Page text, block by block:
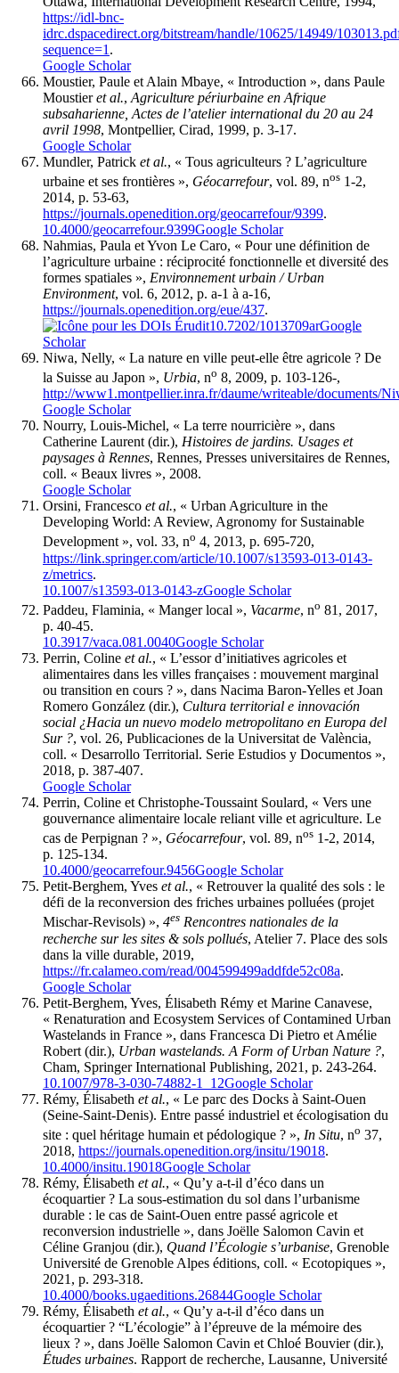
https://idl-bnc-
idrc.dspacedirect.org/bitstream/handle/10625/14949/
sequence=1 .
Google Scholar
Moustier, Paule et Alain Mbaye, « Introduction », dans Paule
Moustieret al., Agriculture périurbaine en Afrique
subsaharienne, Actes de l’atelier international du 20 au 24
avril 1998, Montpellier, Cirad, 1999, p. 3-17.
Google Scholar
Mundler, Patrick et al., « Tous agriculteurs ? L’agriculture
urbaine et ses frontières », Géocarrefour, vol. 89, nos 1-2,
2014, p. 53-63,
https://journals.openedition.org/geocarrefour/9399.
10.4000/geocarrefour.9399Google Scholar
Nahmias, Paula et Yvon Le Caro, « Pour une définition de
l’agriculture urbaine : réciprocité fonctionnelle et diversité des
formes spatiales », Environnement urbain / Urban
Environment, vol. 6, 2012, p. a-1 à a-16,
https://journals.openedition.org/eue/437.
10.7202/1013709arGoogle
Scholar
Niwa, Nelly, « La nature en ville peut-elle être agricole ? De
la Suisse au Japon », Urbia, no 8, 2009, p. 103-126-,
http://www1.montpellier.inra.fr/daume/writeable/documents/
Google Scholar
Nourry, Louis-Michel, « La terre nourricière », dans
Catherine Laurent (dir.), Histoires de jardins. Usages et
paysages à Rennes, Rennes, Presses universitaires de Rennes,
coll. « Beaux livres », 2008.
Google Scholar
Orsini, Francesco et al., « Urban Agriculture in the
Developing World: A Review, Agronomy for Sustainable
Development », vol. 33, no 4, 2013, p. 695-720,
https://link.springer.com/article/10.1007/s13593-013-0143-
z/metrics.
10.1007/s13593-013-0143-zGoogle Scholar
Paddeu, Flaminia, « Manger local », Vacarme, no 81, 2017,
p. 40-45.
10.3917/vaca.081.0040Google Scholar
Perrin, Coline et al., « L’essor d’initiatives agricoles et
alimentaires dans les villes françaises : mouvement marginal
ou transition en cours ? », dans Nacima Baron-Yelles et Joan
Romero González (dir.), Cultura territorial e innovación
social ¿Hacia un nuevo modelo metropolitano en Europa del
Sur ?, vol. 26, Publicaciones de la Universitat de València,
coll. « Desarrollo Territorial. Serie Estudios y Documentos »,
2018, p. 387-407.
Google Scholar
Perrin, Coline et Christophe-Toussaint Soulard, « Vers une
gouvernance alimentaire locale reliant ville et agriculture. Le
cas de Perpignan ? », Géocarrefour, vol. 89, nos 1-2, 2014,
p. 125-134.
10.4000/geocarrefour.9456Google Scholar
Petit-Berghem, Yves et al., « Retrouver la qualité des sols : le
défi de la reconversion des friches urbaines polluées (projet
Mischar-Revisols) », 4es Rencontres nationales de la
recherche sur les sites & sols pollués, Atelier 7. Place des sols
dans la ville durable, 2019,
https://fr.calameo.com/read/004599499addfde52c08a.
Google Scholar
Petit-Berghem, Yves, Élisabeth Rémy et Marine Canavese,
« Renaturation and Ecosystem Services of Contamined Urban
Wastelands in France », dans Francesca Di Pietro et Amélie
Robert (dir.), Urban wastelands. A Form of Urban Nature ?,
Cham, Springer International Publishing, 2021, p. 243-264.
10.1007/978-3-030-74882-1_12Google Scholar
Rémy, Élisabeth et al., « Le parc des Docks à Saint-Ouen
(Seine-Saint-Denis). Entre passé industriel et écologisation du
site : quel héritage humain et pédologique ? », In Situ, no 37,
2018, https://journals.openedition.org/insitu/19018.
10.4000/insitu.19018Google Scholar
Rémy, Élisabeth et al., « Qu’y a-t-il d’éco dans un
écoquartier ? La sous-estimation du sol dans l’urbanisme
durable : le cas de Saint-Ouen entre passé agricole et
reconversion industrielle », dans Joëlle Salomon Cavin et
Céline Granjou (dir.), Quand l’Écologie s’urbanise, Grenoble
Université de Grenoble Alpes éditions, coll. « Ecotopiques »,
2021, p. 293-318.
10.4000/books.ugaeditions.26844Google Scholar
Rémy, Élisabeth et al., « Qu’y a-t-il d’éco dans un
écoquartier ? “L’écologie” à l’épreuve de la mémoire des
lieux ? », dans Joëlle Salomon Cavin et Chloé Bouvier (dir.),
Études urbaines. Rapport de recherche, Lausanne, Université